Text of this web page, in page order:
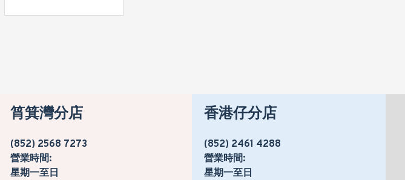
筲箕灣分店
(852) 2568 7273
營業時間:
星期一至日
香港仔分店
(852) 2461 4288
營業時間:
星期一至日